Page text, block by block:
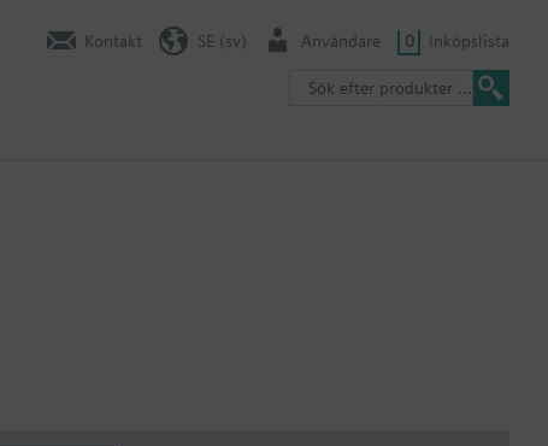
Kontakt SE (sv) Användare 0 Inköpslista